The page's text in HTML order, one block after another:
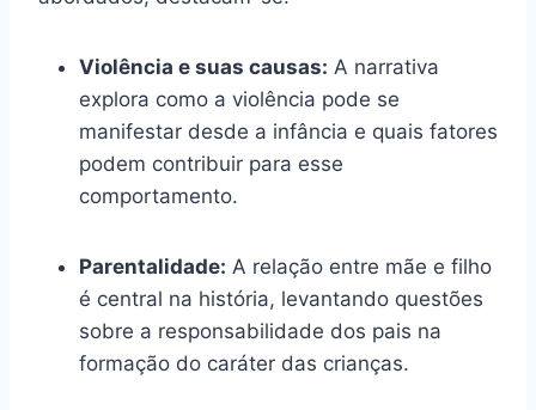
Violência e suas causas: A narrativa
explora como a violência pode se
manifestar desde a infância e quais fatores
podem contribuir para esse
comportamento.
Parentalidade: A relação entre mãe e filho
é central na história, levantando questões
sobre a responsabilidade dos pais na
formação do caráter das crianças.